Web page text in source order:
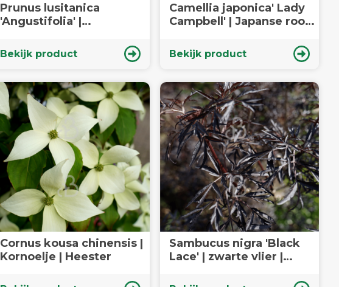
Prunus lusitanica
'Angustifolia' |
Heester
Bekijk product
Camellia japonica' Lady
Campbell' | Japanse roos |
Bekijk product
Cornus kousa chinensis |
Kornoelje | Heester
Sambucus nigra 'Black
Lace' | zwarte vlier |